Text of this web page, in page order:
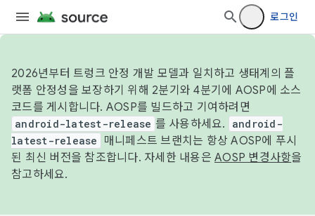
로그인
2026년부터 트렁크 안정 개발 모델과 일치하고 생태계의 플
랫폼 안정성을 보장하기 위해 2분기와 4분기에 AOSP에 소스
코드를 게시합니다. AOSP를 빌드하고 기여하려면
android-latest-release 를 사용하세요.
android-
latest-release
매니페스트 브랜치는 항상 AOSP에 푸시
된 최신 버전을 참조합니다. 자세한 내용은 AOSP 변경사항을
참고하세요.